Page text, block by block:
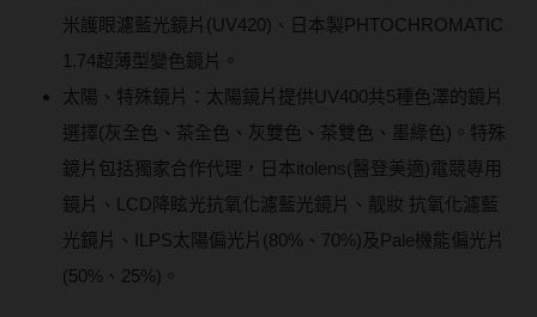
米護眼濾藍光鏡片(UV420)、日本製PHTOCHROMATIC
1.74超薄型變色鏡片。
太陽、特殊鏡片：太陽鏡片提供UV400共5種色澤的鏡片
選擇(灰全色、茶全色、灰雙色、茶雙色、墨綠色)。特殊
鏡片包括獨家合作代理，日本itolens(醫登美適)電競專用
鏡片、LCD降眩光抗氧化濾藍光鏡片、靓妝 抗氧化濾藍
光鏡片、ILPS太陽偏光片(80%、70%)及Pale機能偏光片
(50%、25%)。